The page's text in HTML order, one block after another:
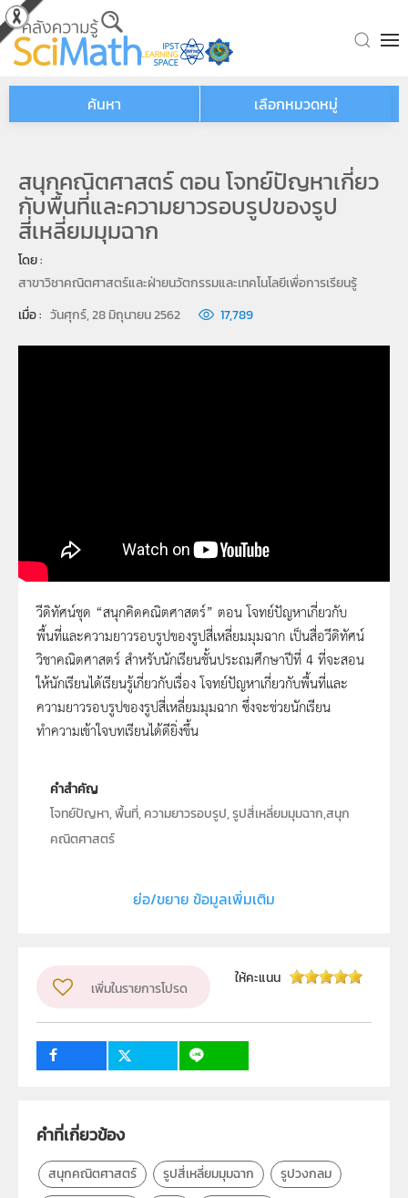
Skip to main content
ค้นหา เลือกหมวดหมู่
สนุกคณิตศาสตร์ ตอน โจทย์ปัญหาเกี่ยว
กับพื้นที่และความยาวรอบรูปของรูป
สี่เหลี่ยมมุมฉาก
โดย :
สาขาวิชาคณิตศาสตร์และฝ่ายนวัตกรรมและเทคโนโลยีเพื่อการเรียนรู้
เมื่อ : วันศุกร์, 28 มิถุนายน 2562 17,789
สนุกคณิตศาสตร์ ตอน โจทย์ปัญหาเกี่ยวกับ
พื้นที่และความยาวรอบรูปของรูปสี่เหลี่ยม
มุมฉาก
วีดิทัศน์ชุด “สนุกคิดคณิตศาสตร์” ตอน โจทย์ปัญหาเกี่ยวกับ
พื้นที่และความยาวรอบรูปของรูปสี่เหลี่ยมมุมฉาก เป็นสื่อวีดิทัศน์
วิชาคณิตศาสตร์ สำหรับนักเรียนชั้นประถมศึกษาปีที่ 4 ที่จะสอน
ให้นักเรียนได้เรียนรู้เกี่ยวกับเรื่อง โจทย์ปัญหาเกี่ยวกับพื้นที่และ
ความยาวรอบรูปของรูปสี่เหลี่ยมมุมฉาก ซึ่งจะช่วยนักเรียน
ทำความเข้าใจบทเรียนได้ดียิ่งขึ้น
คำสำคัญ
โจทย์ปัญหา, พื้นที่, ความยาวรอบรูป, รูปสี่เหลี่ยมมุมฉาก,สนุก
คณิตศาสตร์
สาขาวิชาคณิตศาสตร์และฝ่ายนวัตกรรมและเทคโนโลยีเพื่อ
วิชา
กลุ่มเป้าหมาย
ย่อ/ขยาย ข้อมูลเพิ่มเติม
เพิ่มในรายการโปรด
ให้คะแนน
คำที่เกี่ยวข้อง
สนุกคณิตศาสตร์ รูปสี่เหลี่ยมมุมฉาก
รูปวงกลม